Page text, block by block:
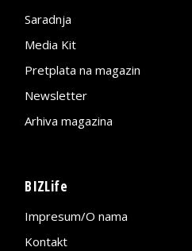
Saradnja
Media Kit
Pretplata na magazin
Newsletter
Arhiva magazina
BIZLife
Impresum/O nama
Kontakt